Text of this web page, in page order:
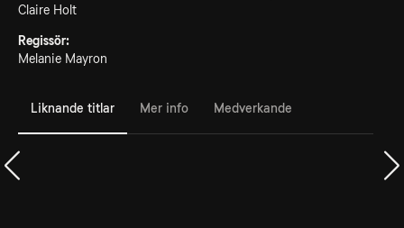
Claire Holt
Regissör:
Melanie Mayron
Liknande titlar Mer info Medverkande